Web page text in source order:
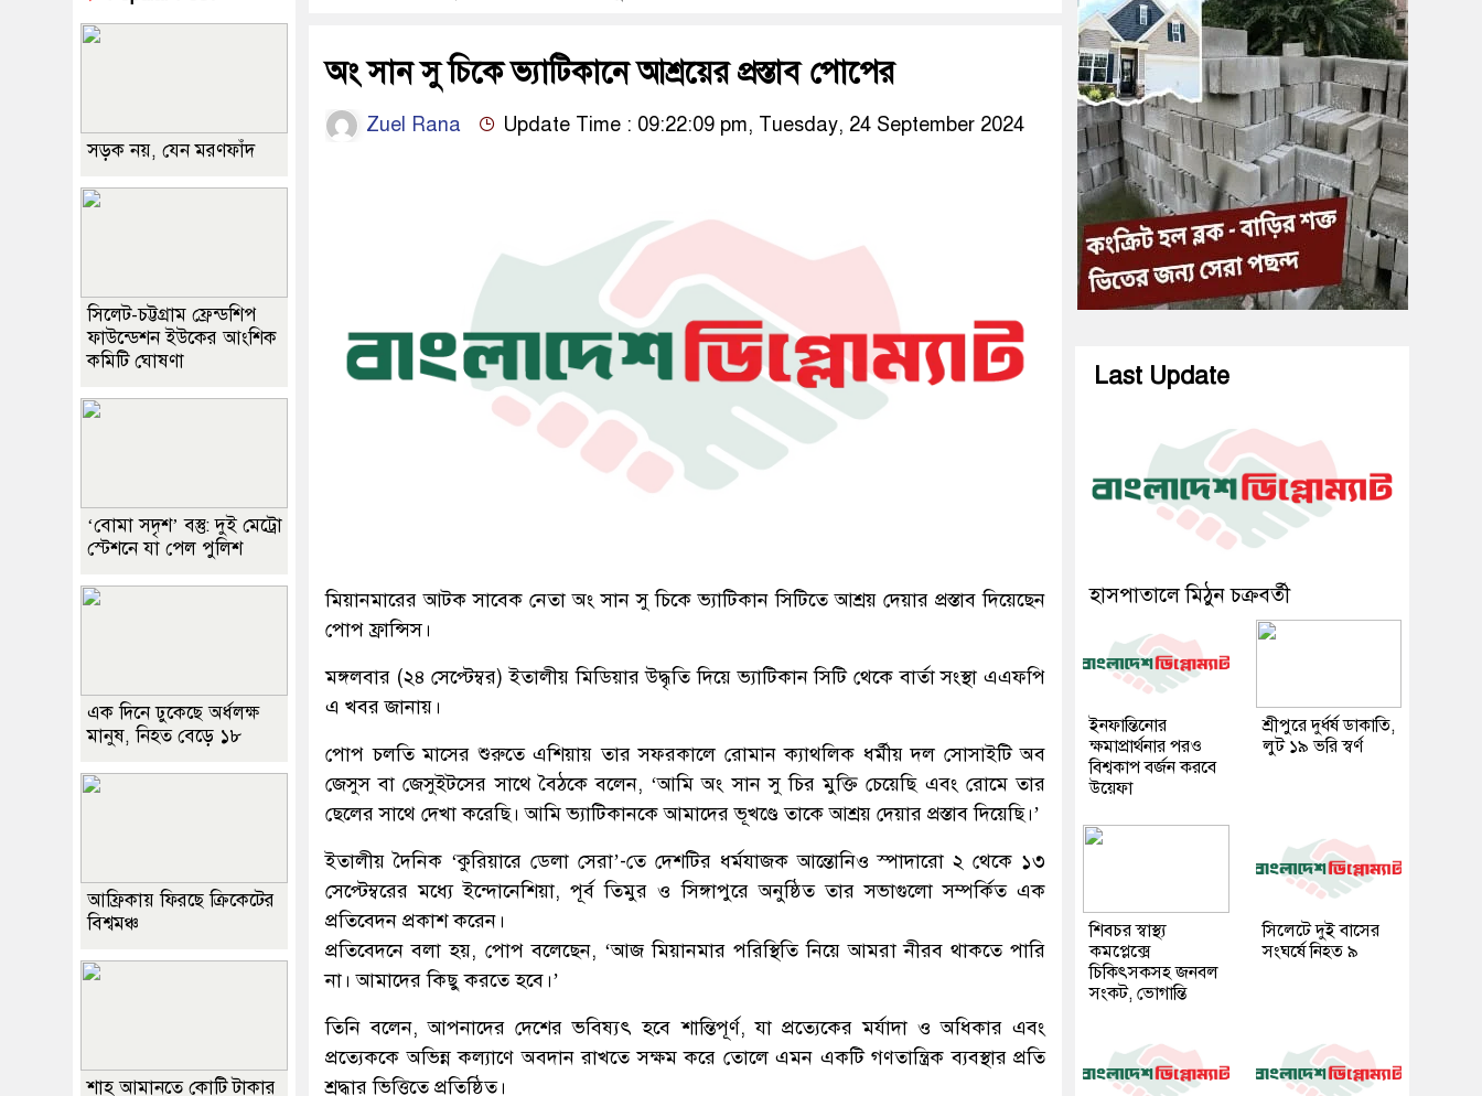
অং সান সু চিকে ভ্যাটিকানে আশ্রয়ের প্রস্তাব পোপের
Zuel Rana Update Time : 09:22:09 pm, Tuesday, 24 September 2024
মিয়ানমারের আটক সাবেক নেতা অং সান সু চিকে ভ্যাটিকান সিটিতে আশ্রয় দেয়ার প্রস্তাব দিয়েছেন
পোপ ফ্রান্সিস।
মঙ্গলবার (২৪ সেপ্টেম্বর) ইতালীয় মিডিয়ার উদ্ধৃতি দিয়ে ভ্যাটিকান সিটি থেকে বার্তা সংস্থা এএফপি
এ খবর জানায়।
পোপ চলতি মাসের শুরুতে এশিয়ায় তার সফরকালে রোমান ক্যাথলিক ধর্মীয় দল সোসাইটি অব
জেসুস বা জেসুইটসের সাথে বৈঠকে বলেন, ‘আমি অং সান সু চির মুক্তি চেয়েছি এবং রোমে তার
ছেলের সাথে দেখা করেছি। আমি ভ্যাটিকানকে আমাদের ভূখণ্ডে তাকে আশ্রয় দেয়ার প্রস্তাব দিয়েছি।’
ইতালীয় দৈনিক ‘কুরিয়ারে ডেলা সেরা’-তে দেশটির ধর্মযাজক আন্তোনিও স্পাদারো ২ থেকে ১৩
সেপ্টেম্বরের মধ্যে ইন্দোনেশিয়া, পূর্ব তিমুর ও সিঙ্গাপুরে অনুষ্ঠিত তার সভাগুলো সম্পর্কিত এক
প্রতিবেদন প্রকাশ করেন।
প্রতিবেদনে বলা হয়, পোপ বলেছেন, ‘আজ মিয়ানমার পরিস্থিতি নিয়ে আমরা নীরব থাকতে পারি
না। আমাদের কিছু করতে হবে।’
তিনি বলেন, আপনাদের দেশের ভবিষ্যৎ হবে শান্তিপূর্ণ, যা প্রত্যেকের মর্যাদা ও অধিকার এবং
প্রত্যেককে অভিন্ন কল্যাণে অবদান রাখতে সক্ষম করে তোলে এমন একটি গণতান্ত্রিক ব্যবস্থার প্রতি
শ্রদ্ধার ভিত্তিতে প্রতিষ্ঠিত।
সড়ক নয়, যেন মরণফাঁদ
সিলেট-চট্টগ্রাম ফ্রেন্ডশিপ
ফাউন্ডেশন ইউকের আংশিক
কমিটি ঘোষণা
‘বোমা সদৃশ’ বস্তু: দুই মেট্রো
স্টেশনে যা পেল পুলিশ
এক দিনে ঢুকেছে অর্ধলক্ষ
মানুষ, নিহত বেড়ে ১৮
আফ্রিকায় ফিরছে ক্রিকেটের
বিশ্বমঞ্চ
শাহ আমানতে কোটি টাকার
Last Update
হাসপাতালে মিঠুন চক্রবর্তী
ইনফান্তিনোর
ক্ষমাপ্রার্থনার পরও
বিশ্বকাপ বর্জন করবে
উয়েফা
শ্রীপুরে দুর্ধর্ষ ডাকাতি,
লুট ১৯ ভরি স্বর্ণ
শিবচর স্বাস্থ্য
কমপ্লেক্সে
চিকিৎসকসহ জনবল
সংকট, ভোগান্তি
সিলেটে দুই বাসের
সংঘর্ষে নিহত ৯